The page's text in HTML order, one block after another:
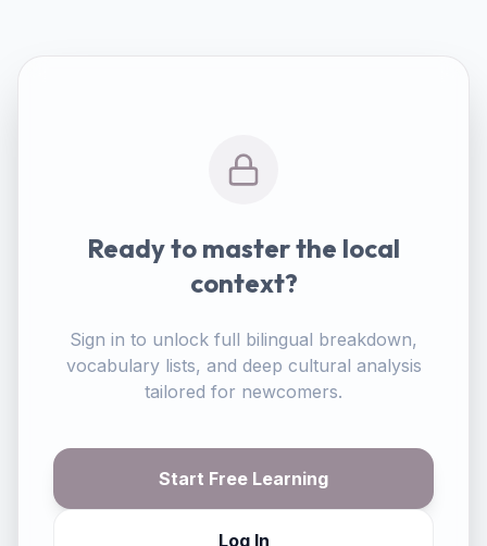
Ready to master the local
context?
Sign in to unlock full bilingual breakdown,
vocabulary lists, and deep cultural analysis
tailored for newcomers.
Start Free Learning
Log In